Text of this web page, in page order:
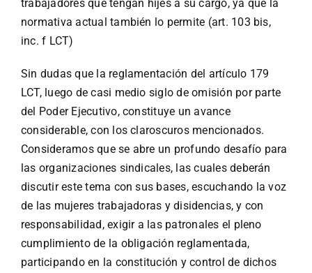
trabajadores que tengan hijes a su cargo, ya que la
normativa actual también lo permite (art. 103 bis,
inc. f LCT)
Sin dudas que la reglamentación del artículo 179
LCT, luego de casi medio siglo de omisión por parte
del Poder Ejecutivo, constituye un avance
considerable, con los claroscuros mencionados.
Consideramos que se abre un profundo desafío para
las organizaciones sindicales, las cuales deberán
discutir este tema con sus bases, escuchando la voz
de las mujeres trabajadoras y disidencias, y con
responsabilidad, exigir a las patronales el pleno
cumplimiento de la obligación reglamentada,
participando en la constitución y control de dichos